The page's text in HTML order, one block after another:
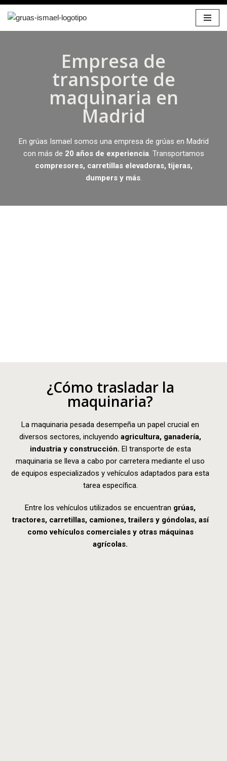
Empresa de
transporte de
maquinaria en
Madrid
En grúas Ismael somos una empresa de grúas en Madrid
con más de 20 años de experiencia. Transportamos
compresores, carretillas elevadoras, tijeras,
dumpers y más.
¿Cómo trasladar la
maquinaria?
La maquinaria pesada desempeña un papel crucial en
diversos sectores, incluyendoagricultura, ganadería,
industria y construcción. El transporte de esta
maquinaria se lleva a cabo por carretera mediante el uso
de equipos especializados y vehículos adaptados para esta
tarea específica.
Entre los vehículos utilizados se encuentran grúas,
tractores, carretillas, camiones, trailers y góndolas, así
como vehículos comerciales y otras máquinas
agrícolas.